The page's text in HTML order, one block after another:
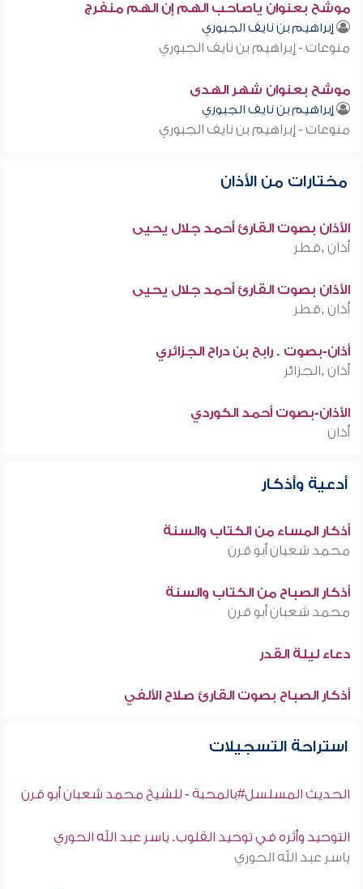
موشح بعنوان ياصاحب الهم إن الهم منفرج
إبراهيم بن نايف الجبوري
منوعات - إبراهيم بن نايف الجبوري
موشح بعنوان شهر الهدى
إبراهيم بن نايف الجبوري
منوعات - إبراهيم بن نايف الجبوري
مختارات من الأذان
الأذان بصوت القارئ أحمد جلال يحيى
أذان ,قطر
الأذان بصوت القارئ أحمد جلال يحيى
أذان ,قطر
أذان-بصوت . رابح بن دراح الجزائري
أذان ,الجزائر
الأذان-بصوت أحمد الكوردي
أذان
أدعية وأذكار
أذكار المساء من الكتاب والسنة
محمد شعبان أبو قرن
أذكار الصباح من الكتاب والسنة
محمد شعبان أبو قرن
دعاء ليلة القدر
أذكار الصباح بصوت القارئ صلاح الألفي
استراحة التسجيلات
الحديث المسلسل#بالمحبة - للشيخ محمد شعبان أبو قرن
التوحيد وأثره في توحيد القلوب. ياسر عبد الله الحوري
ياسر عبد الله الحوري